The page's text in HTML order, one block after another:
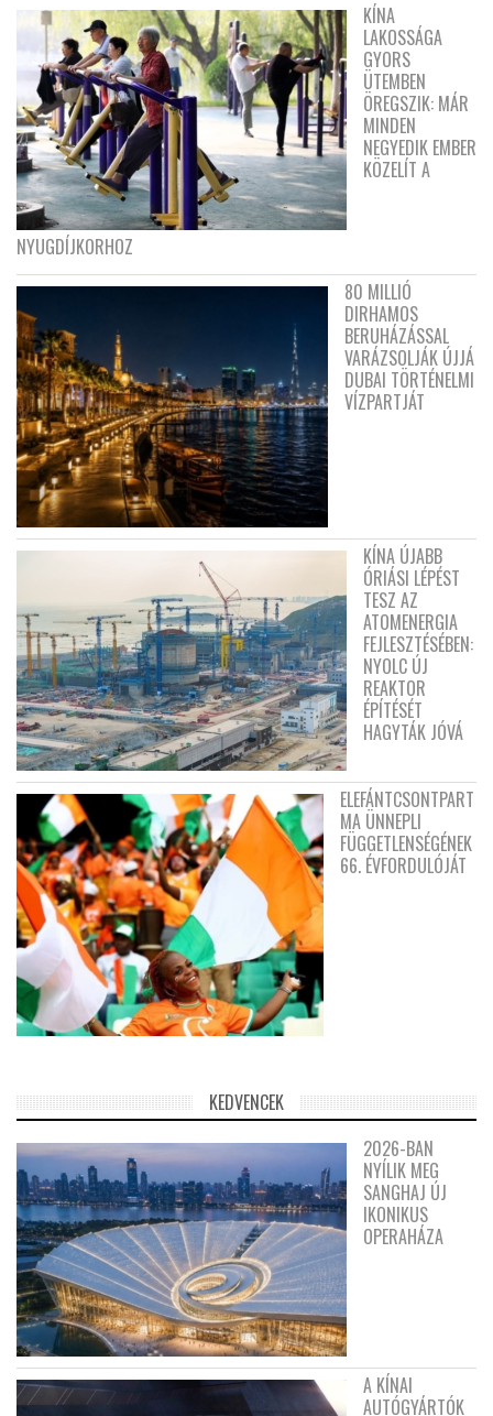
KÍNA
LAKOSSÁGA
GYORS
ÜTEMBEN
ÖREGSZIK: MÁR
MINDEN
NEGYEDIK EMBER
KÖZELÍT A
NYUGDÍJKORHOZ
80 MILLIÓ
DIRHAMOS
BERUHÁZÁSSAL
VARÁZSOLJÁK ÚJJÁ
DUBAI TÖRTÉNELMI
VÍZPARTJÁT
KÍNA ÚJABB
ÓRIÁSI LÉPÉST
TESZ AZ
ATOMENERGIA
FEJLESZTÉSÉBEN:
NYOLC ÚJ
REAKTOR
ÉPÍTÉSÉT
HAGYTÁK JÓVÁ
ELEFÁNTCSONTPART
MA ÜNNEPLI
FÜGGETLENSÉGÉNEK
66. ÉVFORDULÓJÁT
KEDVENCEK
2026-BAN
NYÍLIK MEG
SANGHAJ ÚJ
IKONIKUS
OPERAHÁZA
A KÍNAI
AUTÓGYÁRTÓK